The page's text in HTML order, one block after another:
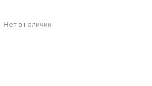
Нет в наличии